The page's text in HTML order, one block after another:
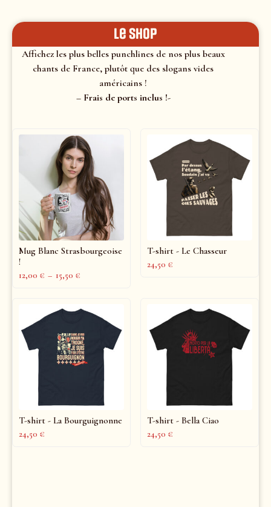
le shop
Affichez les plus belles punchlines de nos plus beaux
chants de France, plutôt que des slogans vides
américains !
– Frais de ports inclus !-
Mug Blanc Strasbourgeoise
!
12,00 € – 15,50 €
T-shirt - Le Chasseur
24,50 €
T-shirt - La Bourguignonne
24,50 €
T-shirt - Bella Ciao
24,50 €